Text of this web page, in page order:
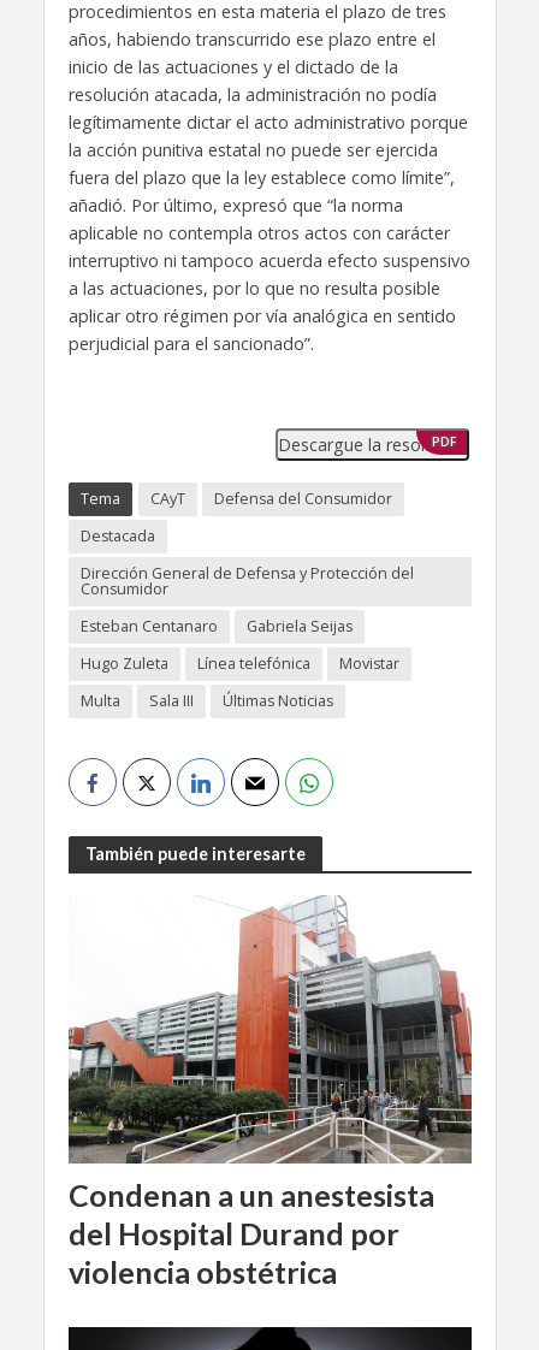
procedimientos en esta materia el plazo de tres
años, habiendo transcurrido ese plazo entre el
inicio de las actuaciones y el dictado de la
resolución atacada, la administración no podía
legítimamente dictar el acto administrativo porque
la acción punitiva estatal no puede ser ejercida
fuera del plazo que la ley establece como límite”,
añadió. Por último, expresó que “la norma
aplicable no contempla otros actos con carácter
interruptivo ni tampoco acuerda efecto suspensivo
a las actuaciones, por lo que no resulta posible
aplicar otro régimen por vía analógica en sentido
perjudicial para el sancionado”.
Descargue la resolución
PDF
Tema CAyT
Defensa del Consumidor
Destacada
Dirección General de Defensa y Protección del
Consumidor
Esteban Centanaro
Gabriela Seijas
Hugo Zuleta
Línea telefónica
Movistar
Multa
Sala III Últimas Noticias
También puede interesarte
Condenan a un anestesista
del Hospital Durand por
violencia obstétrica